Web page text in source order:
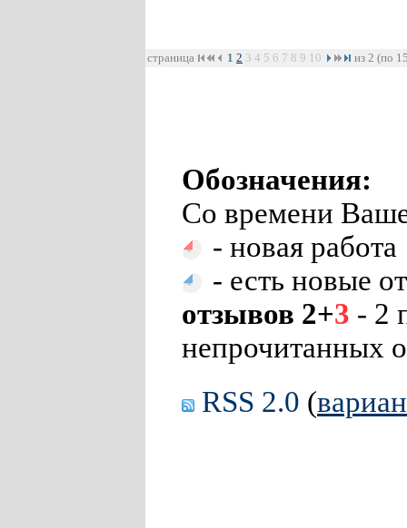
страница 1 2 3 4 5 6 7 8 9 10 из 2 (по
Обозначения:
Со времени
- новая работа
- есть новые
отзывов 2+3 - 2
непрочитанных
RSS 2.0 (